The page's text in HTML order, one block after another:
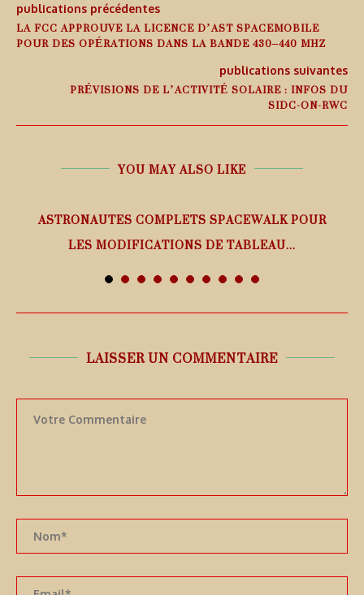
publications précédentes
LA FCC APPROUVE LA LICENCE D’AST SPACEMOBILE
POUR DES OPÉRATIONS DANS LA BANDE 430–440 MHZ
publications suivantes
PRÉVISIONS DE L’ACTIVITÉ SOLAIRE : INFOS DU
SIDC-ON-RWC
YOU MAY ALSO LIKE
ASTRONAUTES COMPLETS SPACEWALK POUR
LES MODIFICATIONS DE TABLEAU...
LAISSER UN COMMENTAIRE